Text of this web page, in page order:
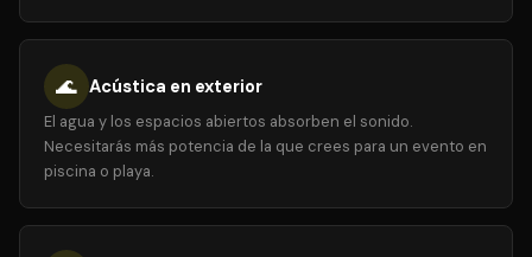
🌊 Acústica en exterior
El agua y los espacios abiertos absorben el sonido.
Necesitarás más potencia de la que crees para un evento en
piscina o playa.